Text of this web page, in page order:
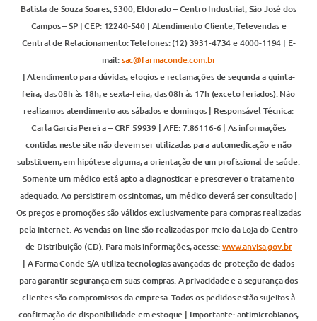
Batista de Souza Soares, 5300, Eldorado – Centro Industrial, São José dos
Campos – SP | CEP: 12240-540 | Atendimento Cliente, Televendas e
Central de Relacionamento: Telefones: (12) 3931-4734 e 4000-1194 | E-
mail:sac@farmaconde.com.br
| Atendimento para dúvidas, elogios e reclamações de segunda a quinta-
feira, das 08h às 18h, e sexta-feira, das 08h às 17h (exceto feriados). Não
realizamos atendimento aos sábados e domingos | Responsável Técnica:
Carla Garcia Pereira – CRF 59939 | AFE: 7.86116-6 | As informações
contidas neste site não devem ser utilizadas para automedicação e não
substituem, em hipótese alguma, a orientação de um profissional de saúde.
Somente um médico está apto a diagnosticar e prescrever o tratamento
adequado. Ao persistirem os sintomas, um médico deverá ser consultado |
Os preços e promoções são válidos exclusivamente para compras realizadas
pela internet. As vendas on-line são realizadas por meio da Loja do Centro
de Distribuição (CD). Para mais informações, acesse:www.anvisa.gov.br
| A Farma Conde S/A utiliza tecnologias avançadas de proteção de dados
para garantir segurança em suas compras. A privacidade e a segurança dos
clientes são compromissos da empresa. Todos os pedidos estão sujeitos à
confirmação de disponibilidade em estoque | Importante: antimicrobianos,